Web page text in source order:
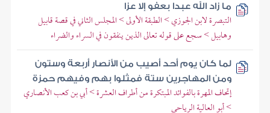
ما زاد الله عبدا بعفو إلا عزا
التبصرة لابن الجوزي > الطبقة الأولى > المجلس الثاني في قصة قابيل
وهابيل > سجع على قوله تعالى الذين ينفقون في السراء والضراء
لما كان يوم أحد أصيب من الأنصار أربعة وستون
ومن المهاجرين ستة فمثلوا بهم وفيهم حمزة
إتحاف المهرة بالفوائد المبتكرة من أطراف العشرة > أبي بن كعب الأنصاري
> أبو العالية الرياحي